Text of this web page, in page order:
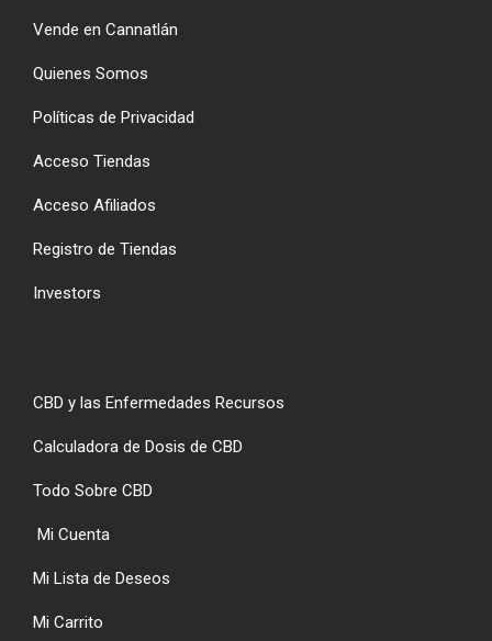
Vende en Cannatlán
Quienes Somos
Políticas de Privacidad
Acceso Tiendas
Acceso Afiliados
Registro de Tiendas
Investors
CBD y las Enfermedades Recursos
Calculadora de Dosis de CBD
Todo Sobre CBD
Mi Cuenta
Mi Lista de Deseos
Mi Carrito